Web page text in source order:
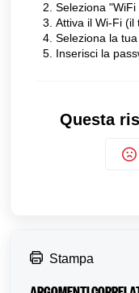
Seleziona "WiFi
Attiva il Wi-Fi (il
Seleziona la
Inserisci la
Questa
Stampa